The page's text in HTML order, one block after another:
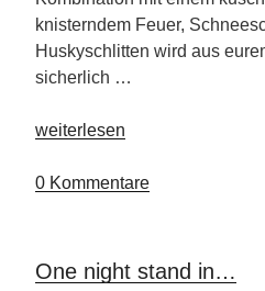
knisterndem Feuer,
Huskyschlitten wird aus
sicherlich …
„Romantik
Schein
weiterlesen
0 Kommentare
One night stand in…